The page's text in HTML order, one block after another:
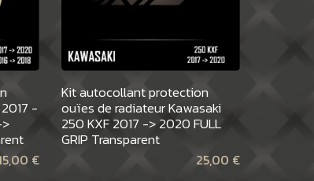
-
€
Kit autocollant protection
ouïes de radiateur Kawasaki
250 KXF 2017 -> 2020 FULL
GRIP Transparent
25,00 €